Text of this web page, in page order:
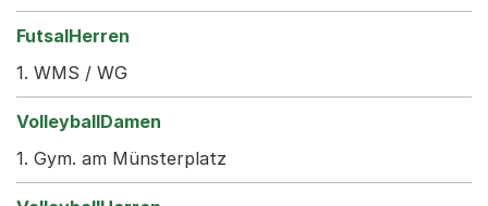
1. WMS / WG
1. Gym. am Münsterplatz